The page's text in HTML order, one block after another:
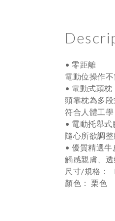
• 零距離
電動位操作
• 電動式頭枕
頭靠枕為多
符合人體工
• 電動托舉式
隨心所欲調
• 優質精選牛
觸感親膚、
尺寸/規格：
顏色： 栗色